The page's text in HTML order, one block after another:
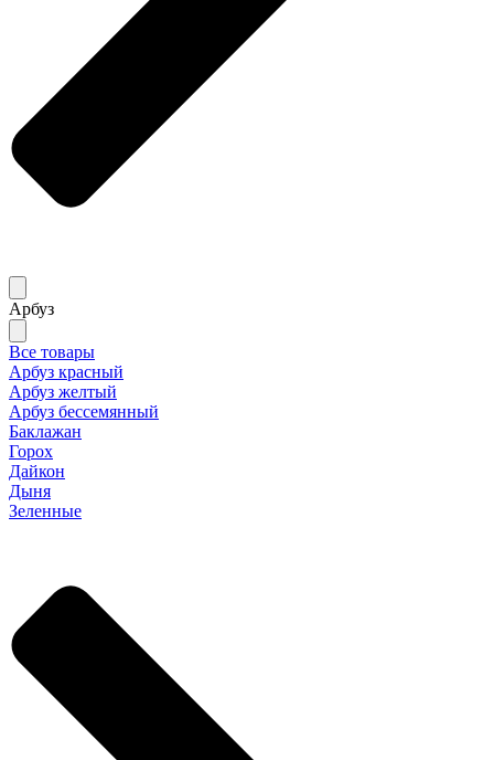
Арбуз
Все товары
Арбуз красный
Арбуз желтый
Арбуз бессемянный
Баклажан
Горох
Дайкон
Дыня
Зеленные